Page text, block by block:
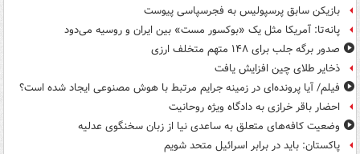
بازیکن سابق پرسپولیس به فجرسپاسی پیوست
پانه‌تا: آمریکا مثل یک «بوکسور مست» بین ایران و روسیه می‌دود
صدور برگه جلب برای ۱۴۸ متهم متخلف ارزی
ذخایر طلای چین افزایش یافت
فیلم/ آیا پرونده‌ای در زمینه جرایم مرتبط با هوش مصنوعی ایجاد شده است؟
احضار باقر خرازی به دادگاه ویژه روحانیت
وضعیت کافه‌های متعلق به ساعدی نیا از زبان سخنگوی عدلیه
پاکستان: باید در برابر اسرائیل متحد شویم